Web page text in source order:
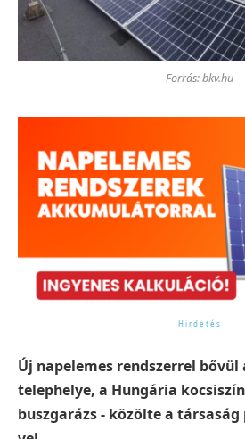
Forrás: bkv.hu
Új napelemes rendszerrel bővül
telephelye, a Hungária
buszgarázs - közölte a társaság